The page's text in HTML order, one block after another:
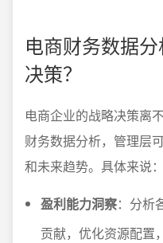
电商财务数据
决策？
电商企业的战略决策离
财务数据分析，管理层
和未来趋势。具体来说：
盈利能力洞察：分析
贡献，优化资源配置